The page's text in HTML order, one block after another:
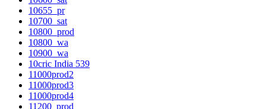
10655_pr
10700_sat
10800_prod
10800_wa
10900_wa
10cric India 539
11000prod2
11000prod3
11000prod4
11200_prod